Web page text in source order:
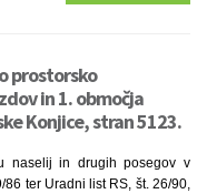
prostorsko
in 1. območja
Konjice, stran 5123.
naselij in drugih posegov v
ter Uradni list RS, št. 26/90,